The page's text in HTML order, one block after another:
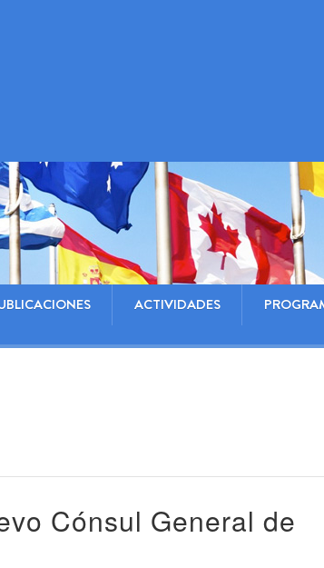
ACTIVIDADES
Cónsul General de